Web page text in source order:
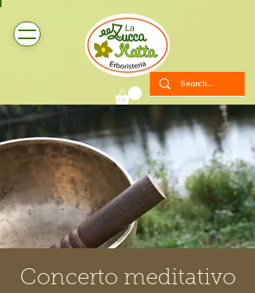
Concerto meditativo